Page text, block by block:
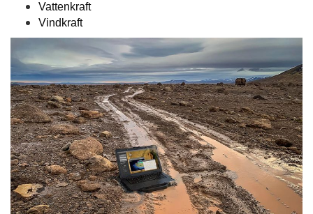
Vattenkraft
Vindkraft